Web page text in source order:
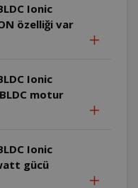
Ionic
Ionic
motur
Ionic
gücü